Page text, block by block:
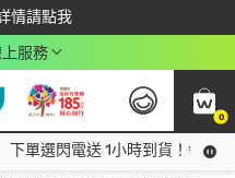
情請點我
回饋$350
服務
0
下單選閃電送 1小時到貨！領神